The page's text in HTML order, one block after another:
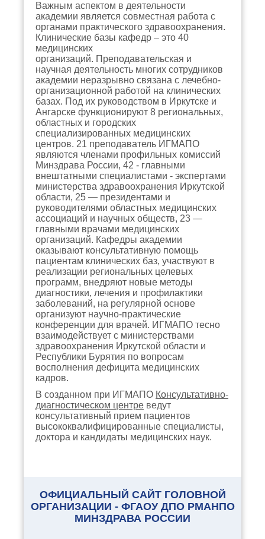
Важным аспектом в деятельности
академии является совместная работа с
органами практического здравоохранения.
Клинические базы кафедр – это 40
медицинских
организаций. Преподавательская и
научная деятельность многих сотрудников
академии неразрывно связана с лечебно-
организационной работой на клинических
базах. Под их руководством в Иркутске и
Ангарске функционируют 8 региональных,
областных и городских
специализированных медицинских
центров. 21 преподаватель ИГМАПО
являются членами профильных комиссий
Минздрава России, 42 - главными
внештатными специалистами - экспертами
министерства здравоохранения Иркутской
области, 25 — президентами и
руководителями областных медицинских
ассоциаций и научных обществ, 23 —
главными врачами медицинских
организаций. Кафедры академии
оказывают консультативную помощь
пациентам клинических баз, участвуют в
реализации региональных целевых
программ, внедряют новые методы
диагностики, лечения и профилактики
заболеваний, на регулярной основе
организуют научно-практические
конференции для врачей. ИГМАПО тесно
взаимодействует с министерствами
здравоохранения Иркутской области и
Республики Бурятия по вопросам
восполнения дефицита медицинских
кадров.
В созданном при ИГМАПО Консультативно-
диагностическом центре ведут
консультативный прием пациентов
высококвалифицированные специалисты,
доктора и кандидаты медицинских наук.
ОФИЦИАЛЬНЫЙ САЙТ ГОЛОВНОЙ
ОРГАНИЗАЦИИ - ФГАОУ ДПО РМАНПО
МИНЗДРАВА РОССИИ